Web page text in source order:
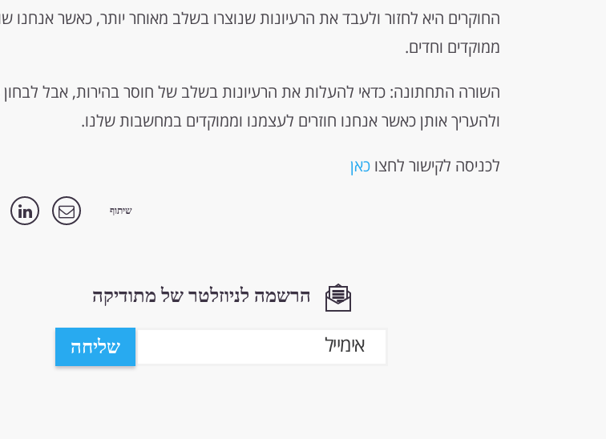
החוקרים היא לחזור ולעבד את הרעיונות שנוצרו בשלב מאוחר יותר, כאשר אנחנו
ממוקדים וחדים.
השורה התחתונה: כדאי להעלות את הרעיונות בשלב של חוסר בהירות, אבל לבחון
ולהעריך אותן כאשר אנחנו חוזרים לעצמנו וממוקדים במחשבות שלנו.
לכניסה לקישור לחצו כאן
שיתוף
הרשמה לניוזלטר של מתודיקה
שליחה